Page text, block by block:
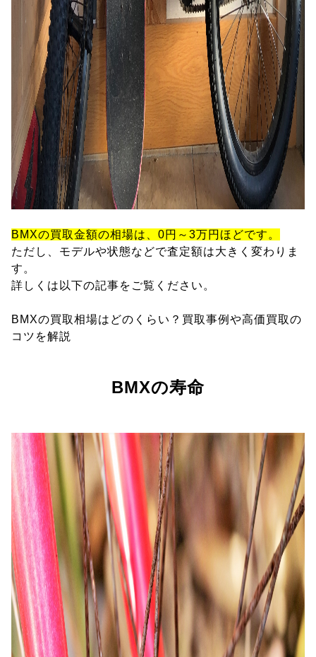
BMXの買取金額の相場は、0円～3万円ほどです。
ただし、モデルや状態などで査定額は大きく変わりま
す。
詳しくは以下の記事をご覧ください。
BMXの買取相場はどのくらい？買取事例や高価買取の
コツを解説
BMXの寿命